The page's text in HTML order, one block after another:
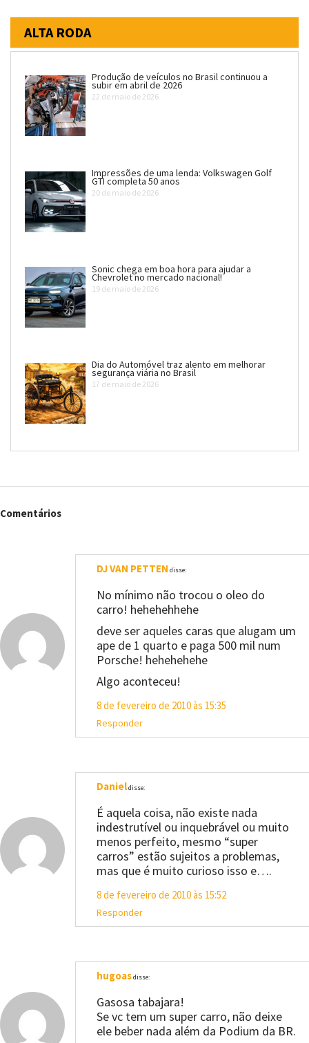
ALTA RODA
Produção de veículos no Brasil continuou a
subir em abril de 2026
22 de maio de 2026
Impressões de uma lenda: Volkswagen Golf
GTI completa 50 anos
20 de maio de 2026
Sonic chega em boa hora para ajudar a
Chevrolet no mercado nacional!
19 de maio de 2026
Dia do Automóvel traz alento em melhorar
segurança viária no Brasil
17 de maio de 2026
Comentários
DJ VAN PETTEN disse:
No mínimo não trocou o oleo do
carro! hehehehhehe
deve ser aqueles caras que alugam um
ape de 1 quarto e paga 500 mil num
Porsche! hehehehehe
Algo aconteceu!
8 de fevereiro de 2010 às 15:35
Responder
Danieldisse:
É aquela coisa, não existe nada
indestrutível ou inquebrável ou muito
menos perfeito, mesmo “super
carros” estão sujeitos a problemas,
mas que é muito curioso isso e….
8 de fevereiro de 2010 às 15:52
Responder
hugoasdisse:
Gasosa tabajara!
Se vc tem um super carro, não deixe
ele beber nada além da Podium da BR.